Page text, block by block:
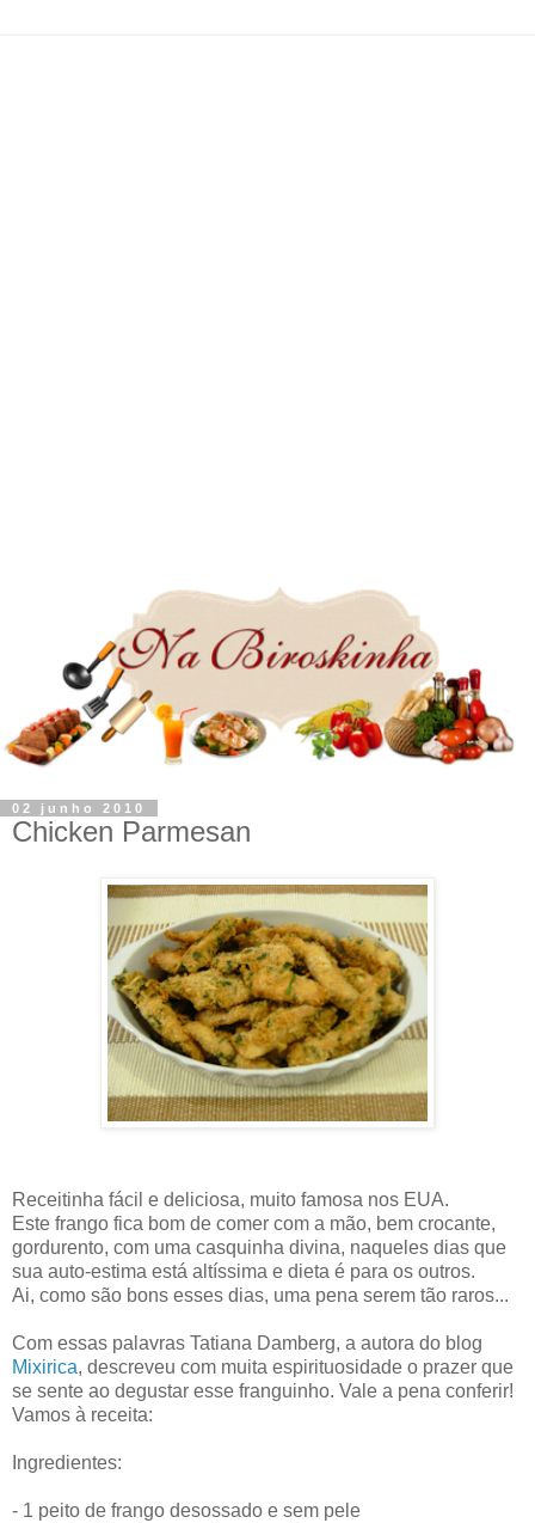
02 junho 2010
Chicken Parmesan
Receitinha fácil e deliciosa, muito famosa nos EUA.
Este frango fica bom de comer com a mão, bem crocante,
gordurento, com uma casquinha divina, naqueles dias que
sua auto-estima está altíssima e dieta é para os outros.
Ai, como são bons esses dias, uma pena serem tão raros...
Com essas palavras Tatiana Damberg, a autora do blog
Mixirica, descreveu com muita espirituosidade o prazer que
se sente ao degustar esse franguinho. Vale a pena conferir!
Vamos à receita:
Ingredientes:
- 1 peito de frango desossado e sem pele